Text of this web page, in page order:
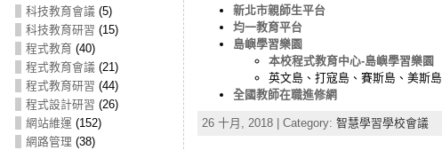
科技教育會議 (5)
科技教育研習 (15)
程式教育 (40)
程式教育會議 (21)
程式教育研習 (44)
程式設計研習 (26)
網站維運 (152)
網路管理 (38)
新北市親師生平台
均一教育平台
島嶼學習樂園
本校程式教育中心-島嶼學習樂園
英文島、打寇島、賽斯島、美斯島
全國教師在職進修網
26 十月, 2018 | Category: 智慧學習學校會議